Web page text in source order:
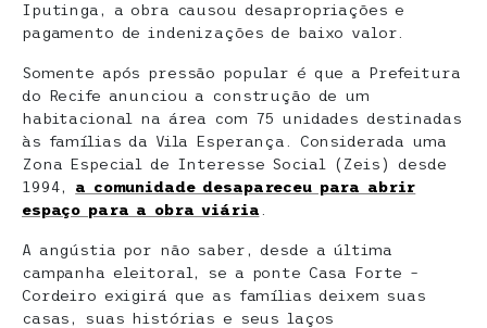
Iputinga, a obra causou desapropriações e
pagamento de indenizações de baixo valor.
Somente após pressão popular é que a Prefeitura
do Recife anunciou a construção de um
habitacional na área com 75 unidades destinadas
às famílias da Vila Esperança. Considerada uma
Zona Especial de Interesse Social (Zeis) desde
1994, a comunidade desapareceu para abrir
espaço para a obra viária
A angústia por não saber, desde a última
campanha eleitoral, se a ponte Casa Forte –
Cordeiro exigirá que as famílias deixem suas
casas, suas histórias e seus laços